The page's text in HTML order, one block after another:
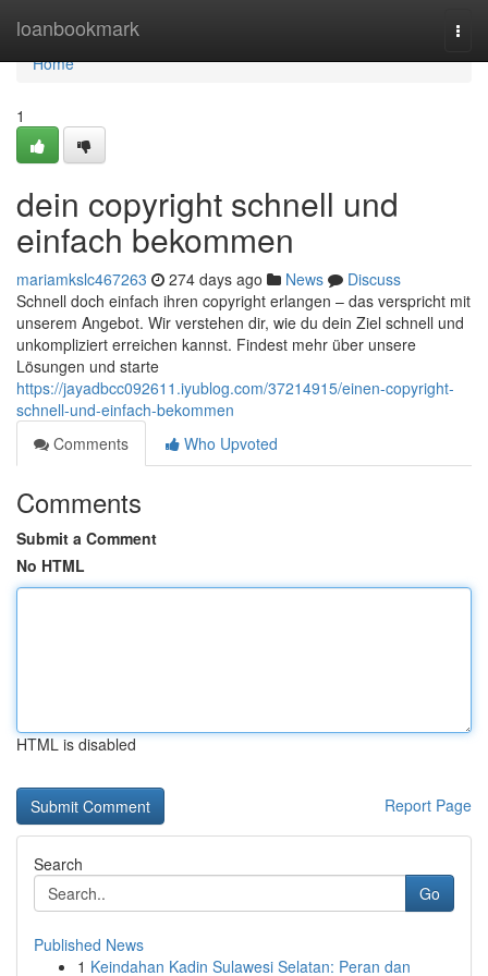
loanbookmark
Home
Home
1
dein copyright schnell und
einfach bekommen
mariamkslc467263 274 days ago News
Discuss
Schnell doch einfach ihren copyright erlangen – das verspricht mit
unserem Angebot. Wir verstehen dir, wie du dein Ziel schnell und
unkompliziert erreichen kannst. Findest mehr über unsere
Lösungen und starte
https://jayadbcc092611.iyublog.com/37214915/einen-copyright-
schnell-und-einfach-bekommen
Comments
Who Upvoted
Comments
Submit a Comment
No HTML
HTML is disabled
Report Page
Search
Go
Published News
1 Keindahan Kadin Sulawesi Selatan: Peran dan